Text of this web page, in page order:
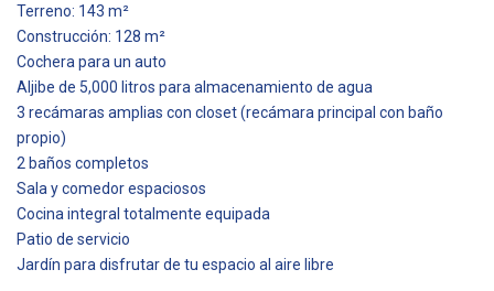
Terreno: 143 m²
Construcción: 128 m²
Cochera para un auto
Aljibe de 5,000 litros para almacenamiento de agua
3 recámaras amplias con closet (recámara principal con baño
propio)
2 baños completos
Sala y comedor espaciosos
Cocina integral totalmente equipada
Patio de servicio
Jardín para disfrutar de tu espacio al aire libre